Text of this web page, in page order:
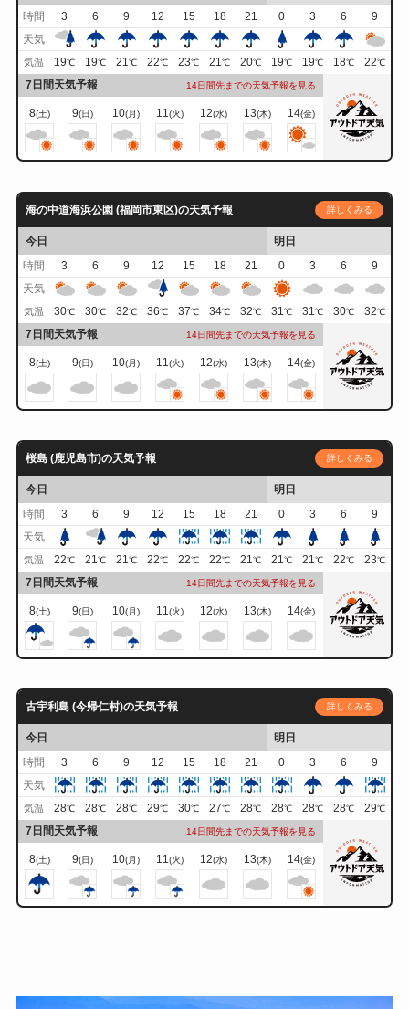
時間
3 6 9 12 15 18 21 0 3 6
9
天気
気温 19℃ 19℃ 21℃ 22℃ 23℃ 21℃ 20℃ 19℃ 19℃ 18℃ 22℃
7日間天気予報 14日間先までの天気予報を見る
8(土) 9(日) 10(月) 11(火) 12(水) 13(木) 14(金)
海の中道海浜公園 (福岡市東区)の天気予報 詳しくみる
今日
明日
時間
3 6 9 12 15 18 21 0 3 6
9
天気
気温 30℃ 30℃ 32℃ 36℃ 37℃ 34℃ 32℃ 31℃ 31℃ 30℃ 32℃
7日間天気予報 14日間先までの天気予報を見る
8(土) 9(日) 10(月) 11 (火) 12(水) 13(木) 14(金)
桜島 (鹿児島市)の天気予報 詳しくみる
今日
明日
時間
3 6 9 12 15 18 21 0 3 6
9
天気
気温 22℃ 21℃ 21℃ 22℃ 22℃ 22℃ 21℃ 21℃ 21℃ 22℃ 23℃
7日間天気予報 14日間先までの天気予報を見る
8(土) 9(日) 10(月) 11(火) 12(水) 13(木) 14(金)
古宇利島 (今帰仁村)の天気予報 詳しくみる
今日
明日
時間
3 6 9 12 15 18 21 0 3 6
9
天気
気温 28℃ 28℃ 28℃ 29℃ 30℃ 27℃ 28℃ 28℃ 28℃ 28℃ 29℃
7日間天気予報 14日間先までの天気予報を見る
8(土) 9(日) 10(月) 11(火) 12(水) 13(木) 14(金)